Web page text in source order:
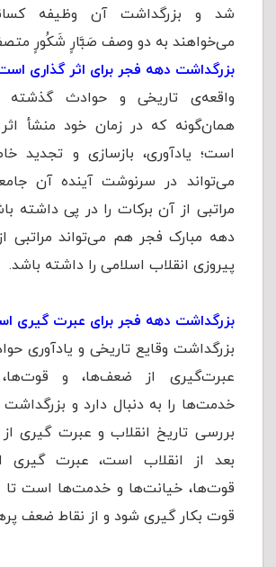
شد و بزرگداشت آن وظیفه
می‌خواهند به دو وصف صَبَّارٍ شَکُورٍ
بزرگداشت دهه فجر برای اثر گذاری
واقعه‌ی تاریخی و حوادث گذشته
همان‌گونه که در زمان خود منشأ
است؛ یادآوری، بازسازی و تجدید
می‌تواند در سرنوشت آینده آن
مراتبی از آن برکات را در پی داشته
دهه مبارک فجر هم می‌تواند مراتبی
پیروزی انقلاب اسلامی را داشته باشد.
بزرگداشت دهه فجر برای عبرت گیری
بزرگداشت وقایع تاریخی و یادآوری
عبرت‌گیری از ضعف‌ها، و
خدمت‌ها را به دنبال دارد و
بررسی تاریخ انقلاب و عبرت گیری
بعد از انقلاب است، عبرت گیری
قوت‌ها، خیانت‌ها و خدمت‌ها است تا
قوت بکار گیری شود و از نقاط ضعف